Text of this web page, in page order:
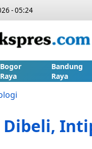
- 05:24
Bogor
Raya
Bandung
Raya
Dibeli,